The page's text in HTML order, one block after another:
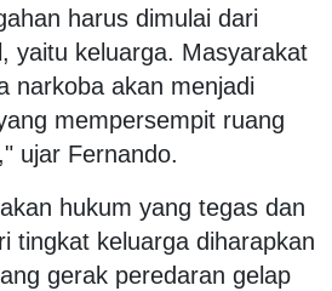
harus dimulai dari
yaitu keluarga. Masyarakat
narkoba akan menjadi
mempersempit ruang
ujar Fernando.
hukum yang tegas dan
tingkat keluarga diharapkan
gerak peredaran gelap